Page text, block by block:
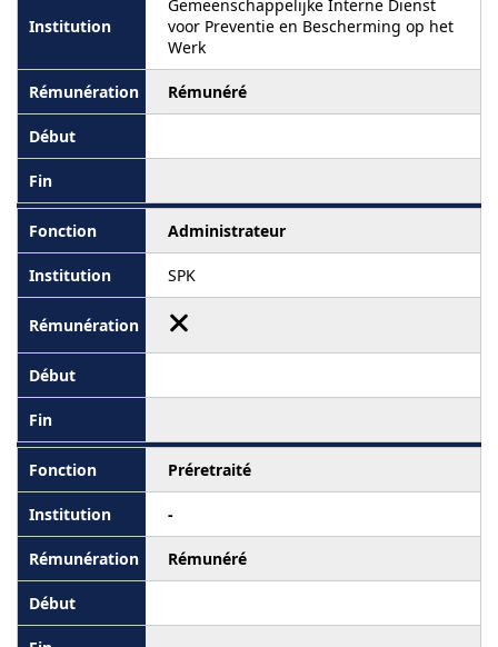
Gemeenschappelijke Interne Dienst
voor Preventie en Bescherming op het
Werk
Rémunéré
Administrateur
SPK
Préretraité
-
Rémunéré